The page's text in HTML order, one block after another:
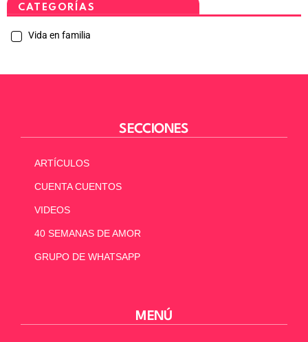
CATEGORÍAS
Vida en familia
SECCIONES
ARTÍCULOS
CUENTA CUENTOS
VIDEOS
40 SEMANAS DE AMOR
GRUPO DE WHATSAPP
MENÚ